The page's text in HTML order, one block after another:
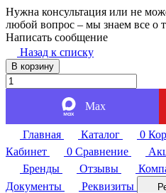
Нужна консультация или не
любой вопрос – мы знаем все о
Написать сообщение
Назад к списку
В корзину
Max
Главная Каталог 0
Кабинет
0 Сравнение
Бренды
Отзывы
Документы
Реквизиты